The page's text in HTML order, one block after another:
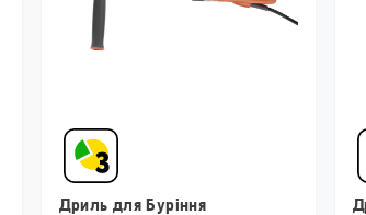
Дриль для Буріння